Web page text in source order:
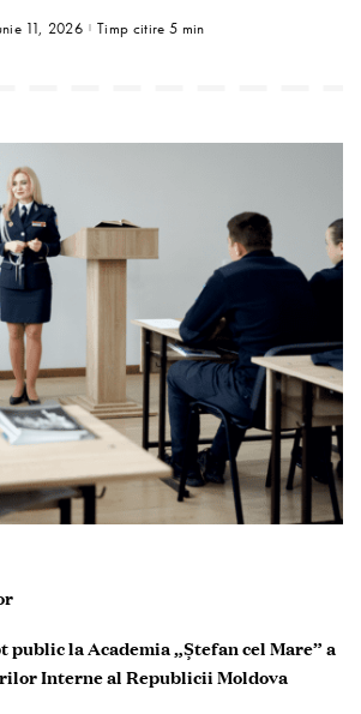
11, 2026 Timp citire 5 min
public la Academia „Ștefan cel Mare” a
Interne al Republicii Moldova